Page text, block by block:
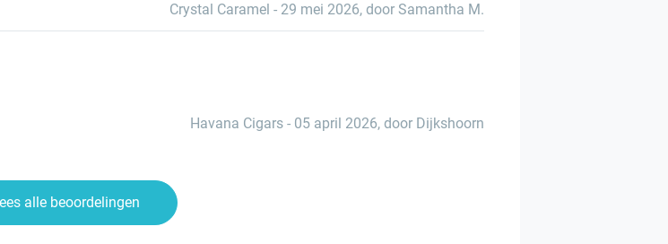
Crystal Caramel - 29 mei 2026, door Samantha M.
Havana Cigars - 05 april 2026, door Dijkshoorn
alle beoordelingen